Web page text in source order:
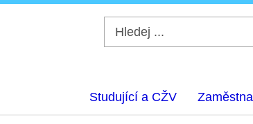
Studující a CŽV